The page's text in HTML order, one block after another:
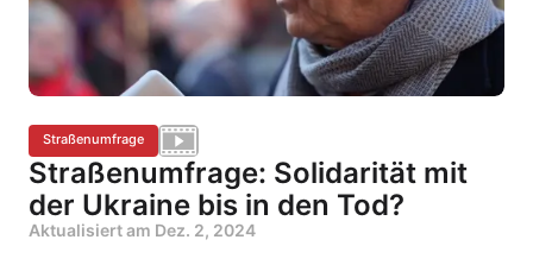
Straßenumfrage
Straßenumfrage: Solidarität mit
der Ukraine bis in den Tod?
Aktualisiert am Dez. 2, 2024